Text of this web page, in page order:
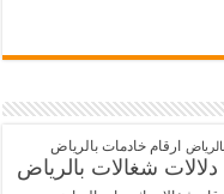
ارقام خادمات بالرياض
دلالات شغالات بالرياض